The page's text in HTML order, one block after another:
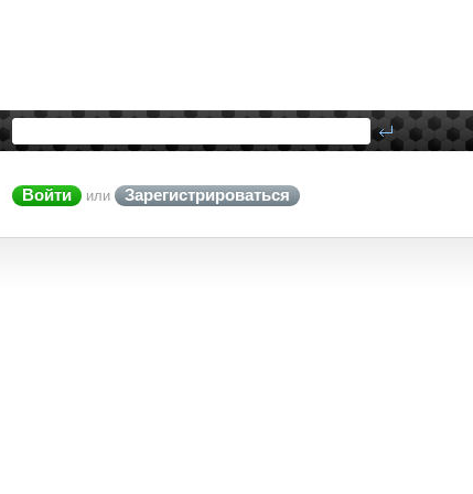
Войти или Зарегистрироваться